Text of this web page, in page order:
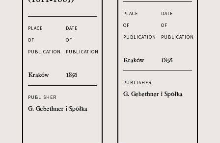
PLACE
OF
PUBLICATION
Kraków
DATE
OF
PUBLICATION
1895
PUBLISHER
G. Gebethner i Spółka
PLACE
OF
PUBLICATION
Kraków
DATE
OF
PUBLICATION
1895
PUBLISHER
G. Gebethner i Spółka